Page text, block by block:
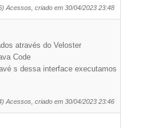
Acessos, criado em 30/04/2023 23:48
através do Veloster
Code
s dessa interface executamos
Acessos, criado em 30/04/2023 23:46